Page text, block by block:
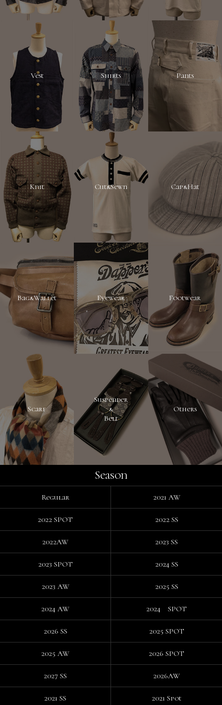
Vest Shirts Pants
Knit Cut&Sewn Cap&Hat
Bag&Wallet Eyewear Footwear
Scarf
Suspender
&
Belt
Others
Season
Regular 2021 AW
2022 SPOT 2022 SS
2022AW 2023 SS
2023 SPOT 2024 SS
2023 AW 2025 SS
2024 AW 2024 SPOT
2026 SS 2025 SPOT
2025 AW 2026 SPOT
2027 SS 2026AW
2021 SS 2021 Spot